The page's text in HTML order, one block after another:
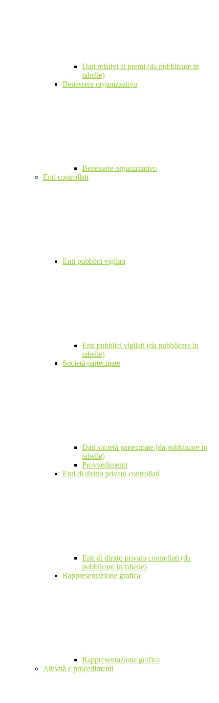
Dati relativi ai premi (da pubblicare in
tabelle)
Benessere organizzativo
Benessere organizzativo
Enti controllati
Enti pubblici vigilati
Enti pubblici vigilati (da pubblicare in
tabelle)
Società partecipate
Dati società partecipate (da pubblicare in
tabelle)
Provvedimenti
Enti di diritto privato controllati
Enti di diritto privato controllati (da
pubblicare in tabelle)
Rappresentazione grafica
Rappresentazione grafica
Attività e procedimenti